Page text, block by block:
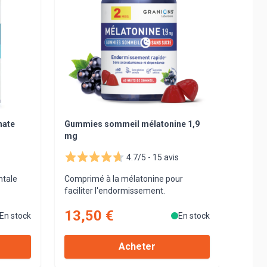
En stock
Gummies sommeil mélatonine 1,9
mg
4.7/5 - 15 avis
Comprimé à la mélatonine pour
faciliter l'endormissement.
13,50 € En stock
Acheter